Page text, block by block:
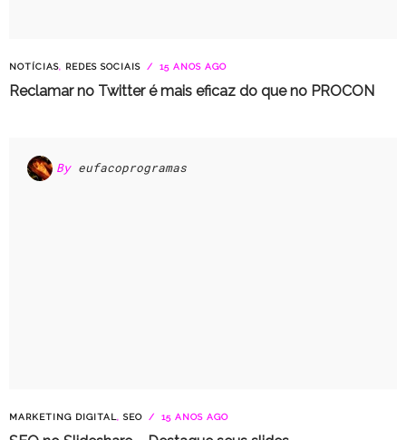
NOTÍCIAS, REDES SOCIAIS 15 ANOS AGO
Reclamar no Twitter é mais eficaz do que no PROCON
By eufacoprogramas
MARKETING DIGITAL , SEO 15 ANOS AGO